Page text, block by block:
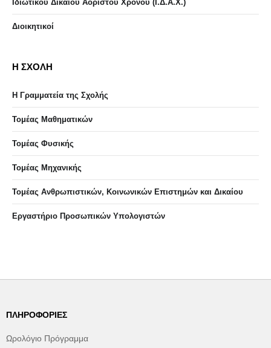
Ιδιωτικού Δικαίου Αορίστου Χρόνου (Ι.Δ.Α.Χ.)
Διοικητικοί
Η ΣΧΟΛΗ
Η Γραμματεία της Σχολής
Τομέας Μαθηματικών
Τομέας Φυσικής
Τομέας Μηχανικής
Τομέας Ανθρωπιστικών, Κοινωνικών Επιστημών και Δικαίου
Eργαστήριo Προσωπικών Υπολογιστών
ΠΛΗΡΟΦΟΡΊΕΣ
Ωρολόγιο Πρόγραμμα